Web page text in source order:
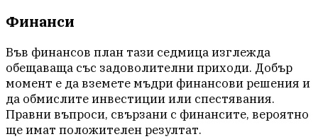
Финанси
Във финансов план тази седмица изглежда
обещаваща със задоволителни приходи. Добър
момент е да вземете мъдри финансови решения и
да обмислите инвестиции или спестявания.
Правни въпроси, свързани с финансите, вероятно
ще имат положителен резултат.